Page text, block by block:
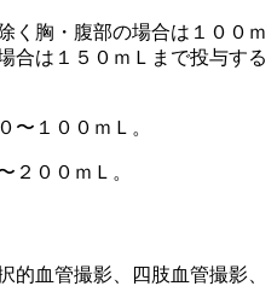
く胸・腹部の場合は１００ｍ
合は１５０ｍＬまで投与する
１００ｍＬ。
２００ｍＬ。
的血管撮影、四肢血管撮影、